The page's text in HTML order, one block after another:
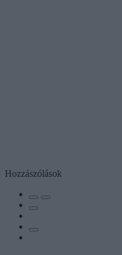
Hozzászólások